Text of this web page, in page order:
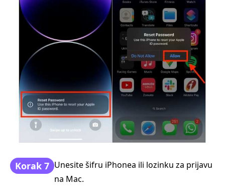
Korak 7 Unesite šifru iPhonea ili lozinku za prijavu
na Mac.